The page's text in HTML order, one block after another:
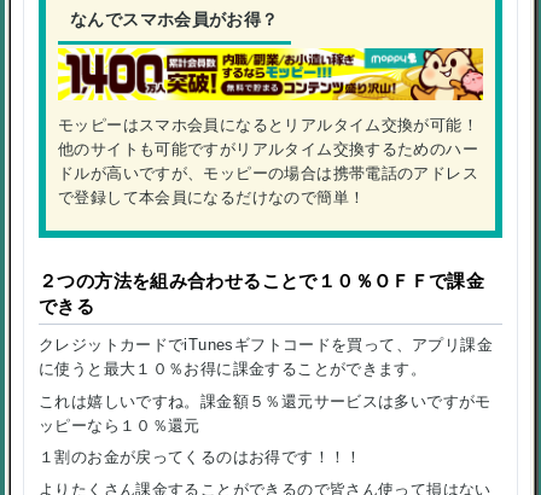
なんでスマホ会員がお得？
モッピーはスマホ会員になるとリアルタイム交換が可能！
他のサイトも可能ですがリアルタイム交換するためのハー
ドルが高いですが、モッピーの場合は携帯電話のアドレス
で登録して本会員になるだけなので簡単！
２つの方法を組み合わせることで１０％ＯＦＦで課金
できる
クレジットカードでiTunesギフトコードを買って、アプリ課金
に使うと最大１０％お得に課金することができます。
これは嬉しいですね。 課金額５％還元サービス は多いですがモ
ッピーなら１０％還元
１割のお金が戻ってくるのはお得です！！！
よりたくさん課金することができるので皆さん使って損はない